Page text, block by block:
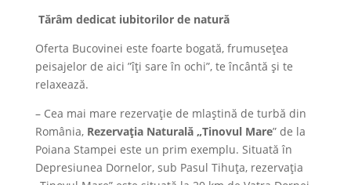
Tărâm dedicat iubitorilor de natură
Oferta Bucovinei este foarte bogată, frumuseţea
peisajelor de aici ”îţi sare în ochi”, te încântă şi te
relaxează.
– Cea mai mare rezervaţie de mlaştină de turbă din
România, Rezervaţia Naturală „Tinovul Mare” de la
Poiana Stampei este un prim exemplu. Situată în
Depresiunea Dornelor, sub Pasul Tihuţa, rezervaţia